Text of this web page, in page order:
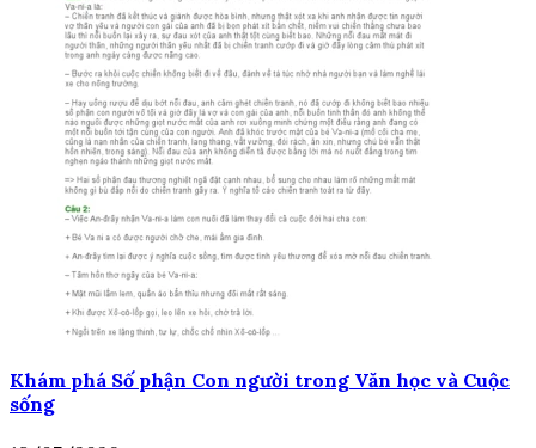
Khám phá Số phận Con người trong Văn học và Cuộc
sống